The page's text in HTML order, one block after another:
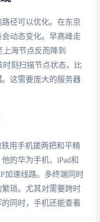
径可以优化。在东京
动态变化。早高峰走
上海节点反而降到
时刻扫描节点状态，比
。这需要庞大的服务器
用手机搓两把和平精
的华为手机、iPad和
加速线路。多终端同时
琐。尤其对需要跨时
同时，手机还能查看